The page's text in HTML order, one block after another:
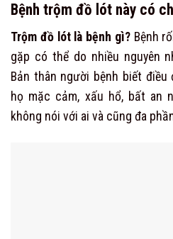
Bệnh trộm đồ lót này có
Trộm đồ lót là bệnh gì?Bệnh
gặp có thể do nhiều nguyên
Bản thân người bệnh biết
họ mặc cảm, xấu hổ, bất an
không nói với ai và cũng đa